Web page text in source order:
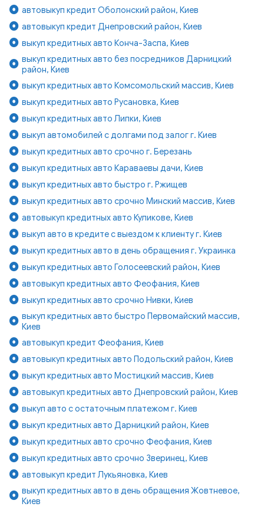
автовыкуп кредит Оболонский район, Киев
автовыкуп кредит Днепровский район, Киев
выкуп кредитных авто Конча-Заспа, Киев
выкуп кредитных авто без посредников Дарницкий
район, Киев
выкуп кредитных авто Комсомольский массив, Киев
выкуп кредитных авто Русановка, Киев
выкуп кредитных авто Липки, Киев
выкуп автомобилей с долгами под залог г. Киев
выкуп кредитных авто срочно г. Березань
выкуп кредитных авто Караваевы дачи, Киев
выкуп кредитных авто быстро г. Ржищев
выкуп кредитных авто срочно Минский массив, Киев
автовыкуп кредитных авто Куликове, Киев
выкуп авто в кредите с выездом к клиенту г. Киев
выкуп кредитных авто в день обращения г. Украинка
выкуп кредитных авто Голосеевский район, Киев
автовыкуп кредитных авто Феофания, Киев
выкуп кредитных авто срочно Нивки, Киев
выкуп кредитных авто быстро Первомайский массив,
Киев
автовыкуп кредит Феофания, Киев
автовыкуп кредитных авто Подольский район, Киев
выкуп кредитных авто Мостицкий массив, Киев
автовыкуп кредитных авто Днепровский район, Киев
выкуп авто с остаточным платежом г. Киев
выкуп кредитных авто Дарницкий район, Киев
выкуп кредитных авто срочно Феофания, Киев
выкуп кредитных авто срочно Зверинец, Киев
автовыкуп кредит Лукьяновка, Киев
выкуп кредитных авто в день обращения Жовтневое,
Киев